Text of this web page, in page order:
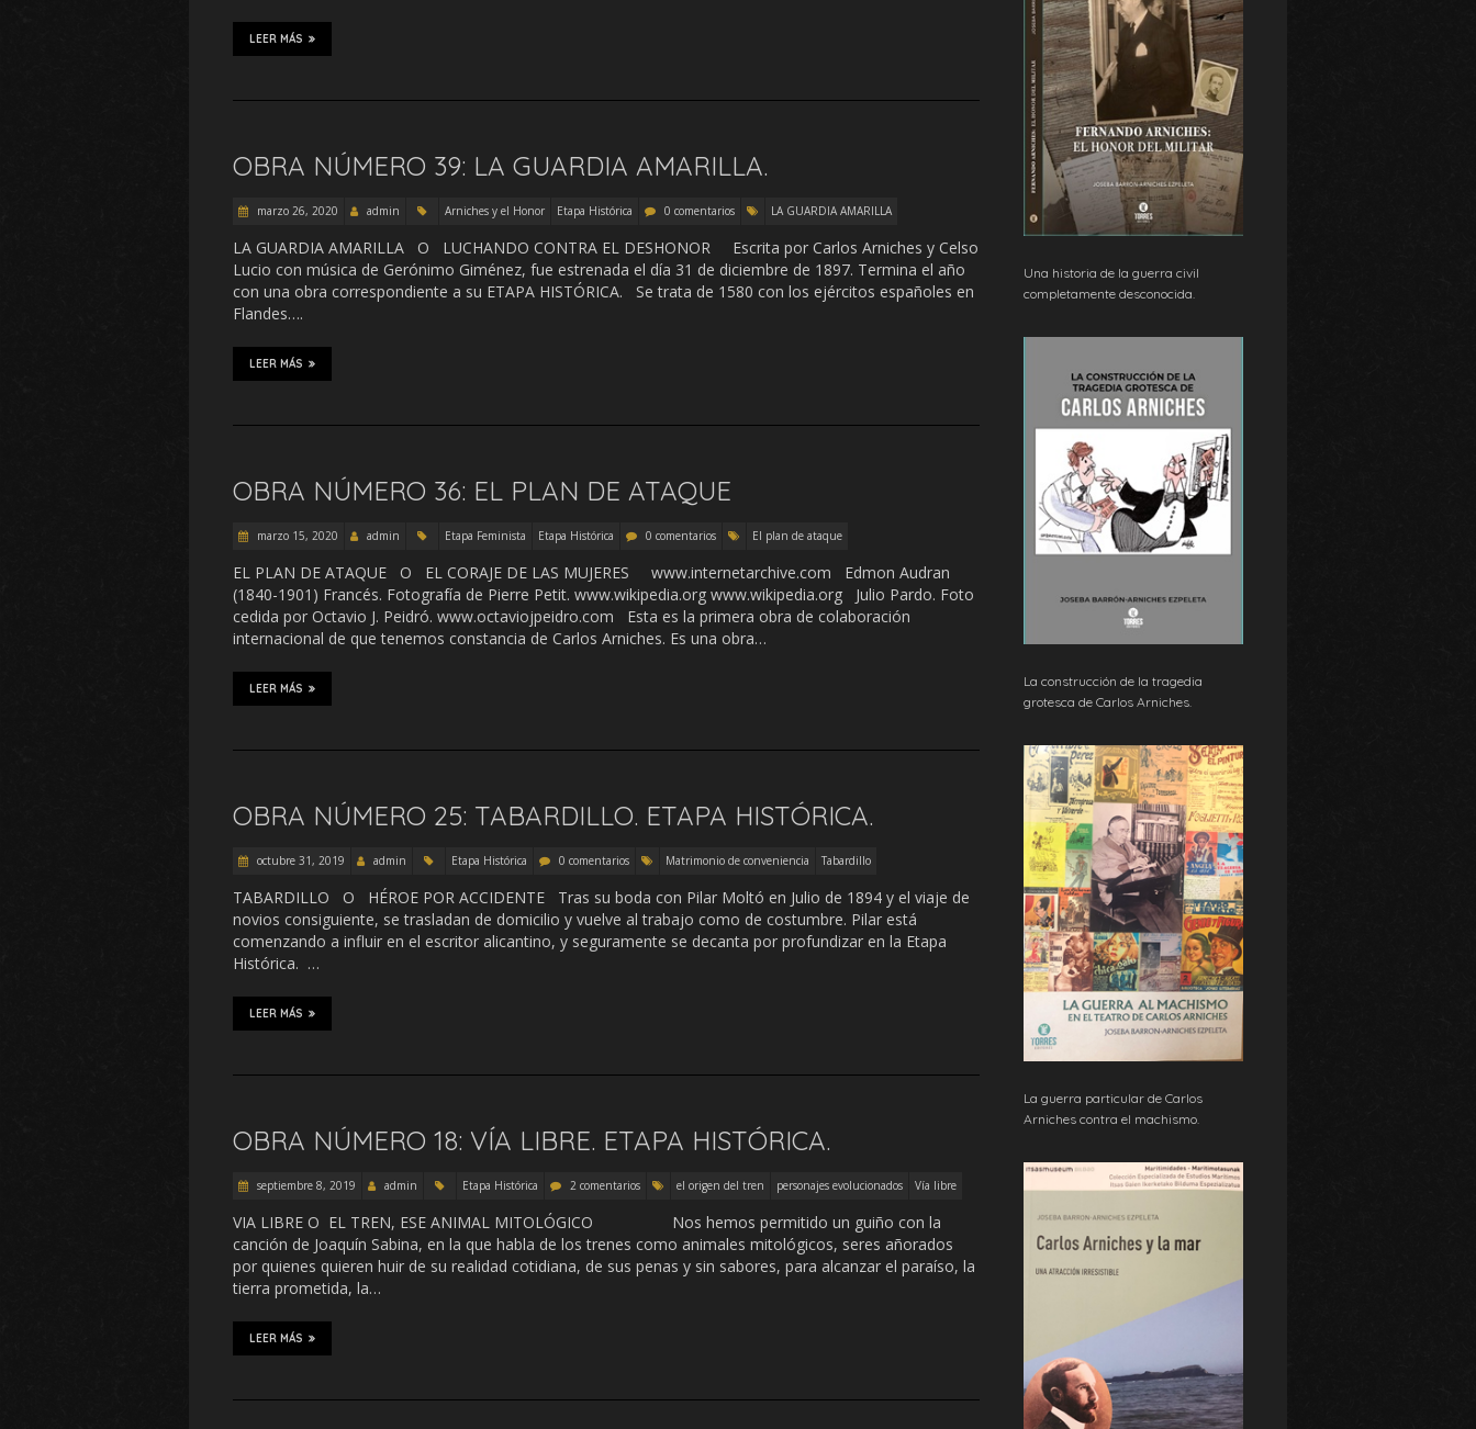
LEER MÁS
OBRA NÚMERO 39: LA GUARDIA AMARILLA.
marzo 26, 2020 admin Arniches y el Honor Etapa Histórica 0 comentarios LA GUARDIA AMARILLA
LA GUARDIA AMARILLA O LUCHANDO CONTRA EL DESHONOR Escrita por Carlos Arniches y Celso
Lucio con música de Gerónimo Giménez, fue estrenada el día 31 de diciembre de 1897. Termina el año
con una obra correspondiente a su ETAPA HISTÓRICA. Se trata de 1580 con los ejércitos españoles en
Flandes….
LEER MÁS
OBRA NÚMERO 36: EL PLAN DE ATAQUE
marzo 15, 2020 admin Etapa Feminista Etapa Histórica 0 comentarios El plan de ataque
EL PLAN DE ATAQUE O EL CORAJE DE LAS MUJERES www.internetarchive.com Edmon Audran
(1840-1901) Francés. Fotografía de Pierre Petit. www.wikipedia.org www.wikipedia.org Julio Pardo. Foto
cedida por Octavio J. Peidró. www.octaviojpeidro.com Esta es la primera obra de colaboración
internacional de que tenemos constancia de Carlos Arniches. Es una obra…
LEER MÁS
OBRA NÚMERO 25: TABARDILLO. ETAPA HISTÓRICA.
octubre 31, 2019 admin Etapa Histórica 0 comentarios Matrimonio de conveniencia Tabardillo
TABARDILLO O HÉROE POR ACCIDENTE Tras su boda con Pilar Moltó en Julio de 1894 y el viaje de
novios consiguiente, se trasladan de domicilio y vuelve al trabajo como de costumbre. Pilar está
comenzando a influir en el escritor alicantino, y seguramente se decanta por profundizar en la Etapa
Histórica. …
LEER MÁS
OBRA NÚMERO 18: VÍA LIBRE. ETAPA HISTÓRICA.
septiembre 8, 2019 admin Etapa Histórica 2 comentarios el origen del tren personajes evolucionados Vía libre
VIA LIBRE O EL TREN, ESE ANIMAL MITOLÓGICO Nos hemos permitido un guiño con la
canción de Joaquín Sabina, en la que habla de los trenes como animales mitológicos, seres añorados
por quienes quieren huir de su realidad cotidiana, de sus penas y sin sabores, para alcanzar el paraíso, la
tierra prometida, la…
LEER MÁS
Una historia de la guerra civil
completamente desconocida.
La construcción de la tragedia
grotesca de Carlos Arniches.
La guerra particular de Carlos
Arniches contra el machismo.